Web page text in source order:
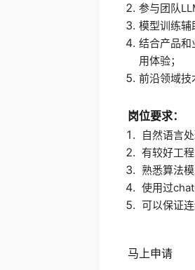
参与团队
模型训练辅
结合产品
用体验；
前沿领域技
岗位要求：
自然语言
有较好工
熟悉算法
使用过
可以保证
马上申请